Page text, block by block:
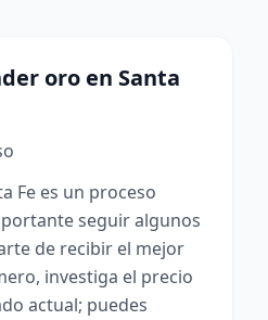
oro en Santa
Fe es un proceso
seguir algunos
de recibir el mejor
investiga el precio
actual; puedes